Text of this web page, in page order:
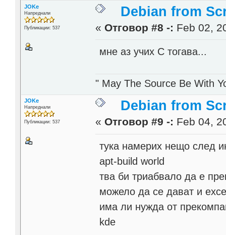
JOKe
Напреднали
Публикации: 537
Debian from
« Отговор #8 -: Feb 02,
мне аз учих C тогава...
" May The Source Be With
JOKe
Напреднали
Публикации: 537
Debian from
« Отговор #9 -: Feb 04,
тука намерих нещо след
apt-build world
тва би триабвало да е
можело да се дават и
има ли нужда от
kde